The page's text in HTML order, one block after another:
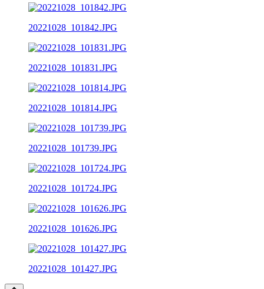
20221028_101842.JPG
20221028_101831.JPG
20221028_101814.JPG
20221028_101739.JPG
20221028_101724.JPG
20221028_101626.JPG
20221028_101427.JPG